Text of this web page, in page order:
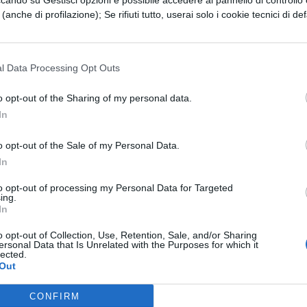
di profilazione); Se rifiuti tutto, userai solo i cookie tecnici di
Data Processing Opt Outs
opt-out of the Sharing of my personal data.
opt-out of the Sale of my Personal Data.
opt-out of processing my Personal Data for Targeted
opt-out of Collection, Use, Retention, Sale, and/or Sharing
Data that Is Unrelated with the Purposes for which it
CONFIRM
di linguaggio universale, ma infinitamente
ad ora, perché i simboli, come pure le parole,
sarebbero esclusivamente degli errori di
Boole consisteva nella sostituzione con simboli
Il pensiero di Boole, in un primo tempo
fecondo di risultati, in un periodo storico
di molti concetti precedentemente accettati
il contenuto